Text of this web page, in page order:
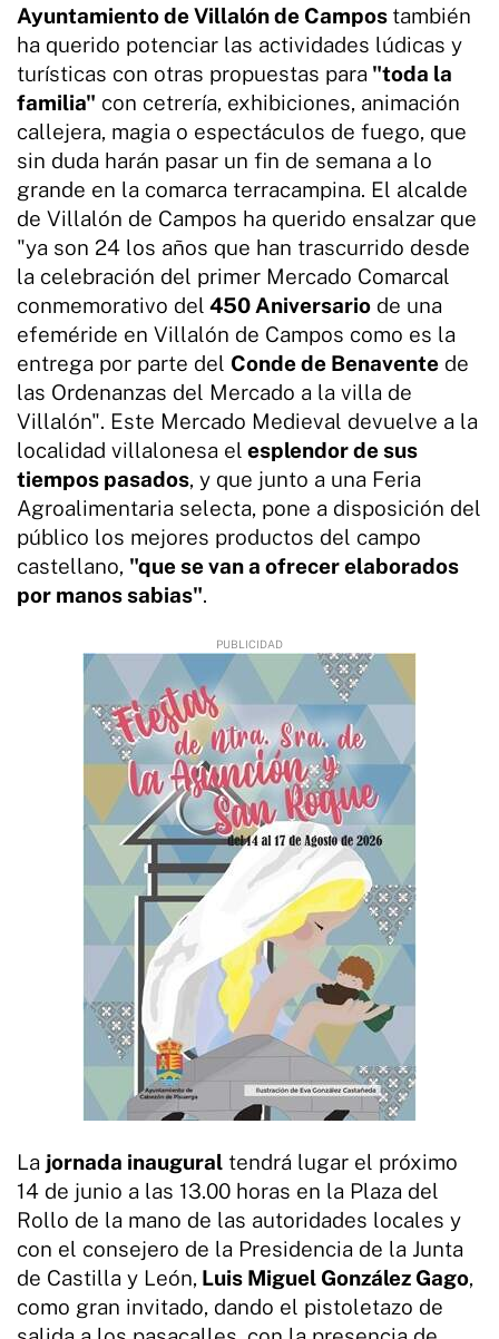
Ayuntamiento de Villalón de Campos también
ha querido potenciar las actividades lúdicas y
turísticas con otras propuestas para "toda la
familia" con cetrería, exhibiciones, animación
callejera, magia o espectáculos de fuego, que
sin duda harán pasar un fin de semana a lo
grande en la comarca terracampina. El alcalde
de Villalón de Campos ha querido ensalzar que
"ya son 24 los años que han trascurrido desde
la celebración del primer Mercado Comarcal
conmemorativo del 450 Aniversario de una
efeméride en Villalón de Campos como es la
entrega por parte del Conde de Benavente de
las Ordenanzas del Mercado a la villa de
Villalón". Este Mercado Medieval devuelve a la
localidad villalonesa el esplendor de sus
tiempos pasados, y que junto a una Feria
Agroalimentaria selecta, pone a disposición del
público los mejores productos del campo
castellano, "que se van a ofrecer elaborados
por manos sabias".
La jornada inaugural tendrá lugar el próximo
14 de junio a las 13.00 horas en la Plaza del
Rollo de la mano de las autoridades locales y
con el consejero de la Presidencia de la Junta
de Castilla y León, Luis Miguel González Gago,
como gran invitado, dando el pistoletazo de